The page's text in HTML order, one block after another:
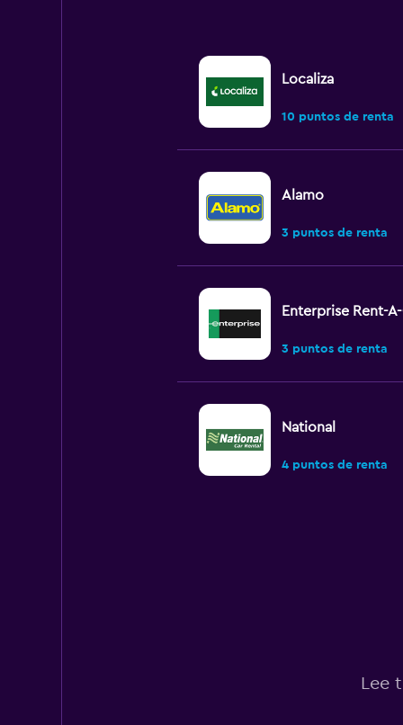
Localiza
10 puntos de renta
Alamo
3 puntos de renta
Enterprise Rent-
3 puntos de renta
National
4 puntos de renta
Lee